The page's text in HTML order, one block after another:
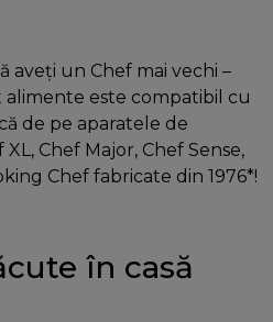
aveți un Chef mai vechi –
alimente este compatibil cu
de pe aparatele de
Chef Major, Chef Sense,
Chef fabricate din 1976*!
în casă